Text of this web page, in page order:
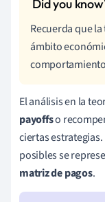
Recuerda que
ámbito
El análisis en la
payoffso
ciertas
posibles se
matriz de pagos.